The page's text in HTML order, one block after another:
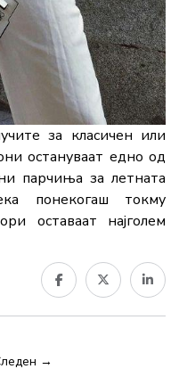
за класичен или
остануваат едно од
парчиња за летната
понекогаш токму
оставаат најголем
→